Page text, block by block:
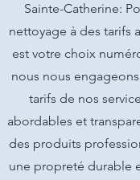
Sainte-Catherine:
nettoyage à des tarifs
est votre choix
nous nous
tarifs de nos
abordables et
des produits
une propreté durable